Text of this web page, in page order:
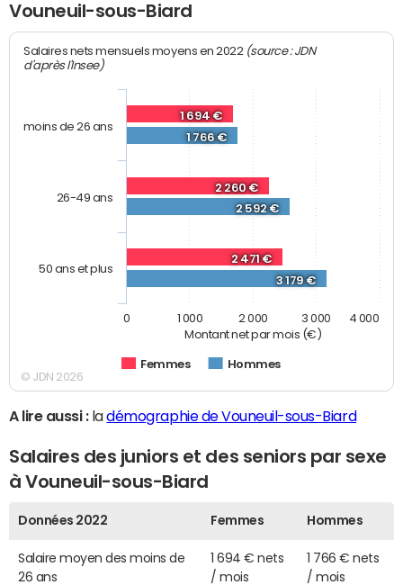
Vouneuil-sous-Biard
Montant net par mois (€)
Salaires nets mensuels moyens en 2022 (source : JDN
d'après l'Insee)
1 694 €
2 260 €
2 471 €
1 766 €
2 592 €
3 179 €
Femmes Hommes
moins de 26 ans
26-49 ans
50 ans et plus
0 1 000 2 000 3 000 4 000
© JDN 2026
A lire aussi :ladémographie de Vouneuil-sous-Biard
Salaires des juniors et des seniors par sexe
à Vouneuil-sous-Biard
Données 2022 Femmes Hommes
Salaire moyen des moins de
26 ans
1 694 € nets
/ mois
1 766 € nets
/ mois